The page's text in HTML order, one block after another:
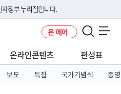
정부 누리집입니다.
인 주소를 사용하고 있다면 아래 URL에
온 에어
온라인콘텐츠 편성표
보도 특집 국가기념식 종영